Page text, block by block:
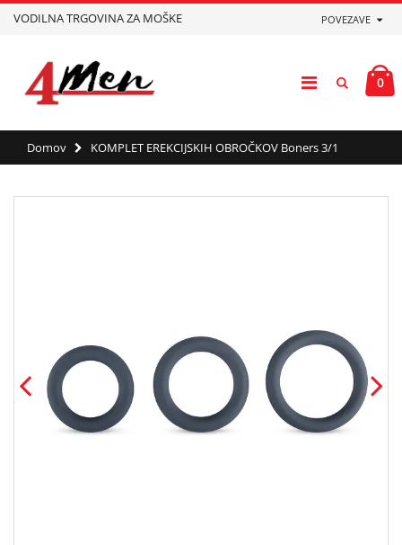
VODILNA TRGOVINA ZA MOŠKE POVEZAVE
0
Domov KOMPLET EREKCIJSKIH OBROČKOV Boners 3/1